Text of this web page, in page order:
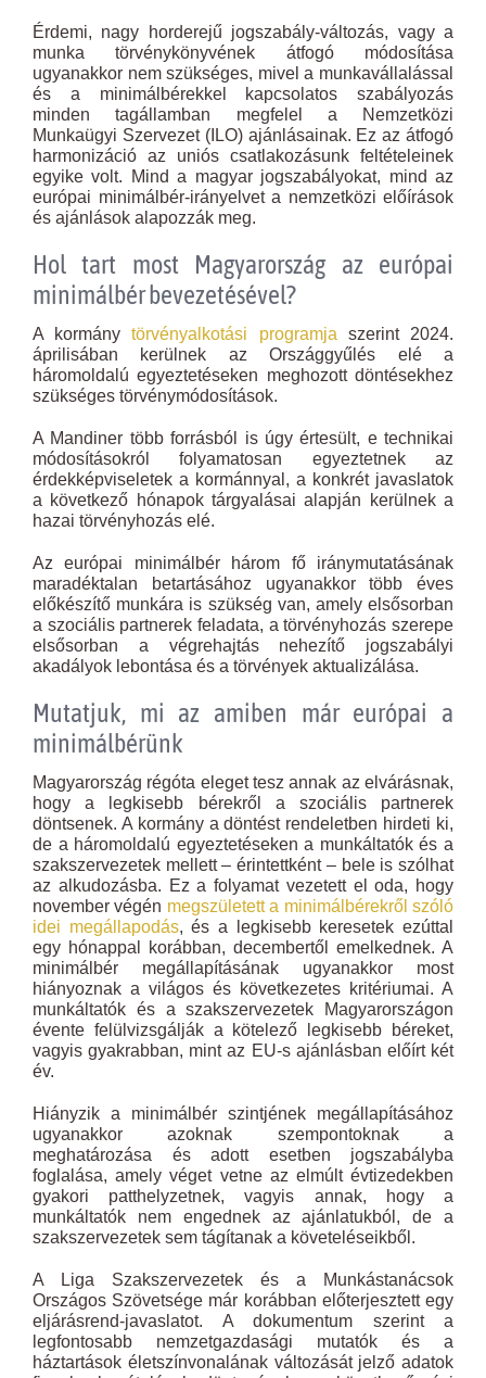
Érdemi, nagy horderejű jogszabály-változás, vagy a
munka törvénykönyvének átfogó módosítása
ugyanakkor nem szükséges, mivel a munkavállalással
és a minimálbérekkel kapcsolatos szabályozás
minden tagállamban megfelel a Nemzetközi
Munkaügyi Szervezet (ILO) ajánlásainak. Ez az átfogó
harmonizáció az uniós csatlakozásunk feltételeinek
egyike volt. Mind a magyar jogszabályokat, mind az
európai minimálbér-irányelvet a nemzetközi előírások
és ajánlások alapozzák meg.
Hol tart most Magyarország az európai
minimálbér bevezetésével?
A kormánytörvényalkotási programja szerint 2024.
áprilisában kerülnek az Országgyűlés elé a
háromoldalú egyeztetéseken meghozott döntésekhez
szükséges törvénymódosítások.
A Mandiner több forrásból is úgy értesült, e technikai
módosításokról folyamatosan egyeztetnek az
érdekképviseletek a kormánnyal, a konkrét javaslatok
a következő hónapok tárgyalásai alapján kerülnek a
hazai törvényhozás elé.
Az európai minimálbér három fő iránymutatásának
maradéktalan betartásához ugyanakkor több éves
előkészítő munkára is szükség van, amely elsősorban
a szociális partnerek feladata, a törvényhozás szerepe
elsősorban a végrehajtás nehezítő jogszabályi
akadályok lebontása és a törvények aktualizálása.
Mutatjuk, mi az amiben már európai a
minimálbérünk
Magyarország régóta eleget tesz annak az elvárásnak,
hogy a legkisebb bérekről a szociális partnerek
döntsenek. A kormány a döntést rendeletben hirdeti ki,
de a háromoldalú egyeztetéseken a munkáltatók és a
szakszervezetek mellett – érintettként – bele is szólhat
az alkudozásba. Ez a folyamat vezetett el oda, hogy
november végén megszületett a minimálbérekről szóló
idei megállapodás, és a legkisebb keresetek ezúttal
egy hónappal korábban, decembertől emelkednek. A
minimálbér megállapításának ugyanakkor most
hiányoznak a világos és következetes kritériumai. A
munkáltatók és a szakszervezetek Magyarországon
évente felülvizsgálják a kötelező legkisebb béreket,
vagyis gyakrabban, mint az EU-s ajánlásban előírt két
év.
Hiányzik a minimálbér szintjének megállapításához
ugyanakkor azoknak szempontoknak a
meghatározása és adott esetben jogszabályba
foglalása, amely véget vetne az elmúlt évtizedekben
gyakori patthelyzetnek, vagyis annak, hogy a
munkáltatók nem engednek az ajánlatukból, de a
szakszervezetek sem tágítanak a követeléseikből.
A Liga Szakszervezetek és a Munkástanácsok
Országos Szövetsége már korábban előterjesztett egy
eljárásrend-javaslatot. A dokumentum szerint a
legfontosabb nemzetgazdasági mutatók és a
háztartások életszínvonalának változását jelző adatok